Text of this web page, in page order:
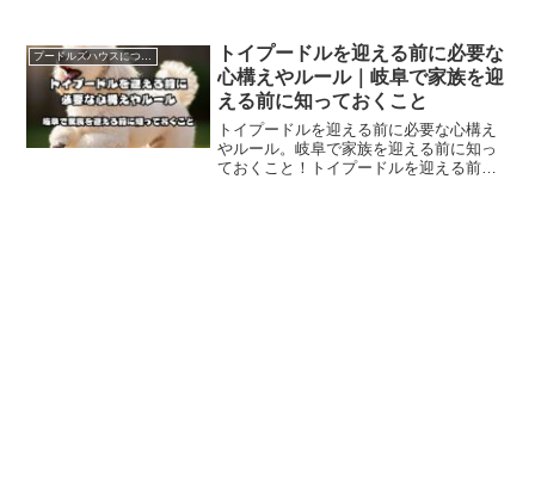
関係を改善。
プードルズハウスについて
トイプードルを迎える前に必要な
心構えやルール｜岐阜で家族を迎
える前に知っておくこと
トイプードルを迎える前に必要な心構え
やルール。岐阜で家族を迎える前に知っ
ておくこと！トイプードルを迎える前に